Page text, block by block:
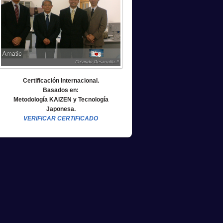
Certificación Internacional.
Basados en:
Metodología KAIZEN y Tecnología
Japonesa.
VERIFICAR CERTIFICADO